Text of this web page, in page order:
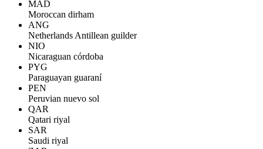
MAD
Moroccan dirham
ANG
Netherlands Antillean guilder
NIO
Nicaraguan córdoba
PYG
Paraguayan guaraní
PEN
Peruvian nuevo sol
QAR
Qatari riyal
SAR
Saudi riyal